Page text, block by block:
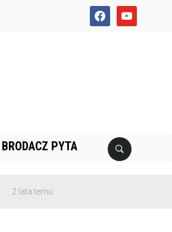
facebookyoutube
BRODACZ PYTA
lata temu